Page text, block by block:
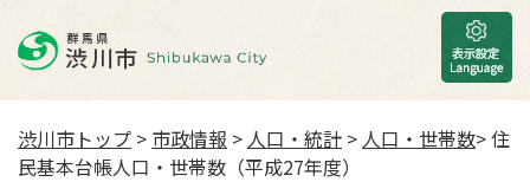
渋川市トップ > 市政情報 > 人口・統計 > 人口・世帯数> 住
民基本台帳人口・世帯数（平成27年度）